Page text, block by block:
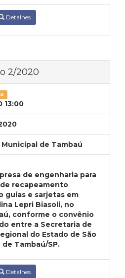
Detalhes
2/2020
13:00
de Tambaú
de engenharia para
recapeamento
guias e sarjetas em
Lepri Biasoli, no
conforme o convênio
entre a Secretaria de
do Estado de São
Tambaú/SP.
Detalhes